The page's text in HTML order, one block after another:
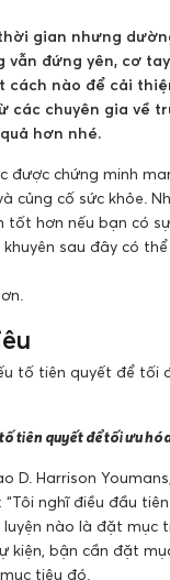
gian nhưng
vẫn đứng yên, cơ
cách nào để cải
các chuyên gia về
hơn nhé.
được chứng minh
củng cố sức khỏe.
tốt hơn nếu bạn có
khuyên sau đây có
tiên quyết để tối ưu
D. Harrison
“Tôi nghĩ điều đầu
nào là đặt mục
kiện, bận cần đặt
tiêu đó.